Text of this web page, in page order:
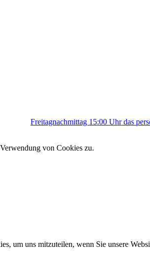
Freitagnachmittag 15:00 Uhr das
von Cookies zu.
um uns mitzuteilen, wenn Sie unsere